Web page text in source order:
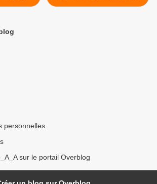
saison 1 (2016) >
personnelles
sur le portail Overblog